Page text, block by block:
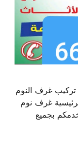
غرف النوم
غرف نوم
بجميع